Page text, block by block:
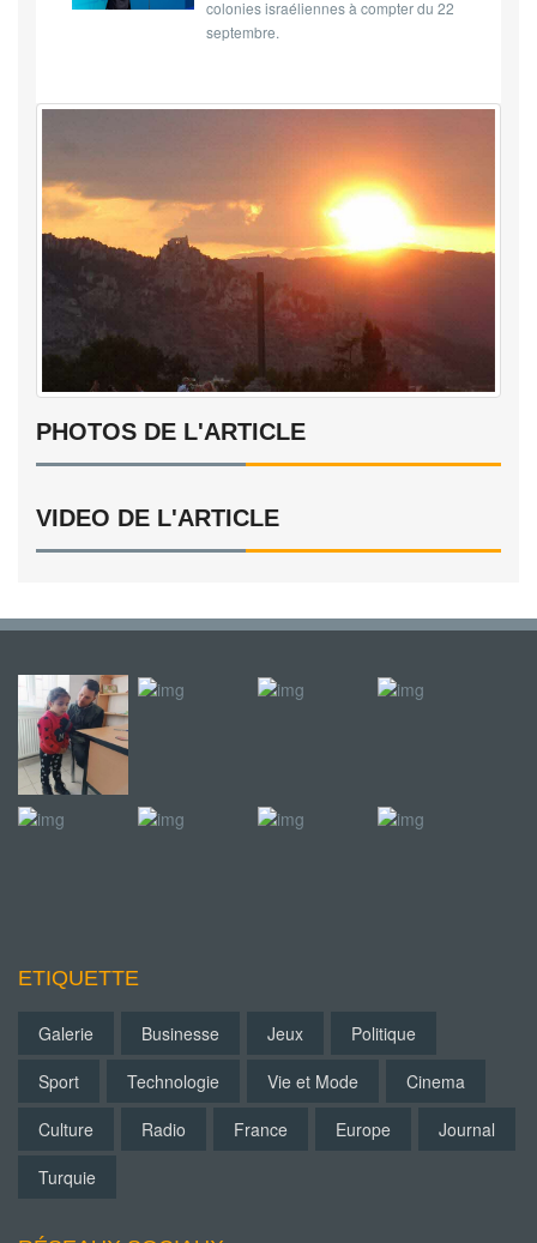
colonies israéliennes à compter du 22
septembre.
PHOTOS DE L'ARTICLE
VIDEO DE L'ARTICLE
ETIQUETTE
Galerie Businesse Jeux
Politique
Sport
Technologie Vie et Mode
Cinema
Culture
Radio France Europe
Journal
Turquie